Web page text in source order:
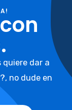
quiere dar a
no dude en